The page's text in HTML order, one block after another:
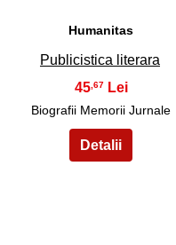
Humanitas
Publicistica literara
45,67
Biografii Memorii Jurnale